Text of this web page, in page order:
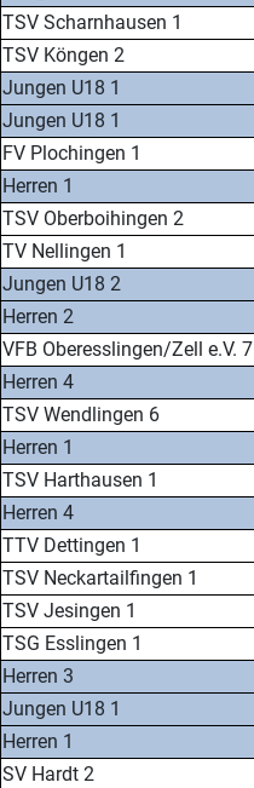
TSV Scharnhausen 1
TSV Köngen 2
Jungen U18 1
Jungen U18 1
FV Plochingen 1
Herren 1
TSV Oberboihingen 2
TV Nellingen 1
Jungen U18 2
Herren 2
VFB Oberesslingen/Zell e.V. 7
Herren 4
TSV Wendlingen 6
Herren 1
TSV Harthausen 1
Herren 4
TTV Dettingen 1
TSV Neckartailfingen 1
TSV Jesingen 1
TSG Esslingen 1
Herren 3
Jungen U18 1
Herren 1
SV Hardt 2